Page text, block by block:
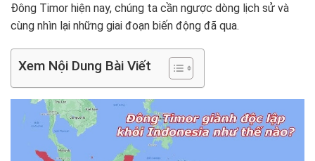
Đông Timor hiện nay, chúng ta cần ngược dòng lịch sử và
cùng nhìn lại những giai đoạn biến động đã qua.
Xem Nội Dung Bài Viết